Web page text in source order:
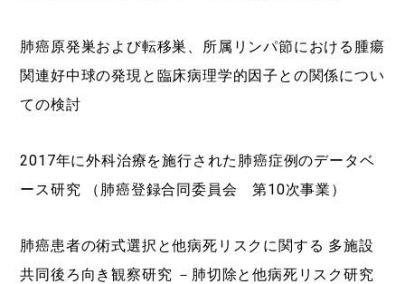
肺癌原発巣および転移巣、所属リンパ節における腫瘍
関連好中球の発現と臨床病理学的因子との関係につい
ての検討
2017年に外科治療を施行された肺癌症例のデータベ
ース研究 （肺癌登録合同委員会 第10次事業）
肺癌患者の術式選択と他病死リスクに関する 多施設
共同後ろ向き観察研究 －肺切除と他病死リスク研究